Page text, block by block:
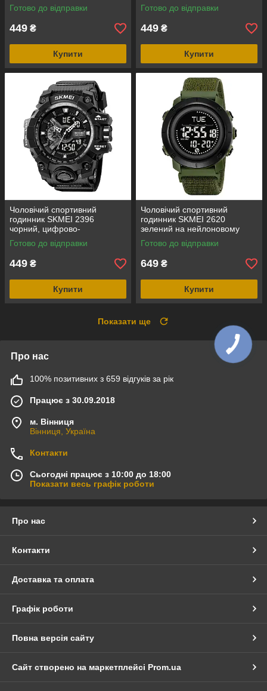
аналоговий, водозахист 5
ATM
Готово до відправки
449 ₴
Купити
аналоговий, водозахист 5
ATM
Готово до відправки
449 ₴
Купити
Чоловічий спортивний
годинник SKMEI 2396
чорний, цифрово-
аналоговий, водозахист 5
ATM
Готово до відправки
449 ₴
Купити
Чоловічий спортивний
годинник SKMEI 2620
зелений на нейлоновому
ремінці з липучкою,
електронним компасом і
крокоміром
Готово до відправки
649 ₴
Купити
Показати ще
Про нас
100% позитивних з 659 відгуків за рік
Працює з 30.09.2018
м. Вінниця
Вінниця, Україна
Контакти
Сьогодні працює з 10:00 до 18:00
Показати весь графік роботи
Про нас
Контакти
Доставка та оплата
Графік роботи
Повна версія сайту
Сайт створено на маркетплейсі Prom.ua